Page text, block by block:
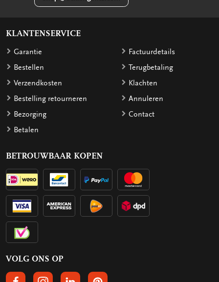
KLANTENSERVICE
Garantie
Bestellen
Verzendkosten
Bestelling retourneren
Bezorging
Betalen
Factuurdetails
Terugbetaling
Klachten
Annuleren
Contact
BETROUWBAAR KOPEN
VOLG ONS OP